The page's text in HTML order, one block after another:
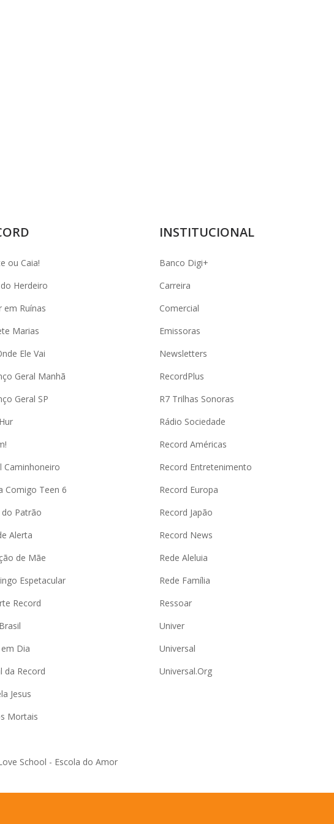
ou Caia!
Herdeiro
em Ruínas
Marias
Ele Vai
Geral Manhã
Geral SP
Caminhoneiro
Comigo Teen 6
do Patrão
Alerta
de Mãe
Espetacular
Record
Dia
da Record
Jesus
Mortais
School - Escola do Amor
INSTITUCIONAL
Banco Digi+
Carreira
Comercial
Emissoras
Newsletters
RecordPlus
R7 Trilhas Sonoras
Rádio Sociedade
Record Américas
Record Entretenimento
Record Europa
Record Japão
Record News
Rede Aleluia
Rede Família
Ressoar
Univer
Universal
Universal.Org